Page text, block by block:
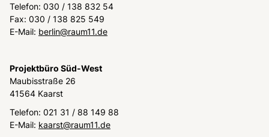
Telefon: 030 / 138 832 54
Fax: 030 / 138 825 549
E-Mail: berlin@raum11.de
Projektbüro Süd-West
Maubisstraße 26
41564 Kaarst
Telefon: 021 31 / 88 149 88
E-Mail: kaarst@raum11.de